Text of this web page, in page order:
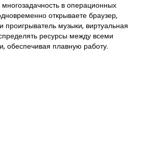
в операционных
открываете браузер,
проигрыватель музыки, виртуальная
ресурсы между всеми
обеспечивая плавную работу.